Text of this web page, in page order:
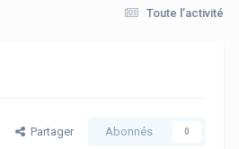
Toute l’activité
Partager Abonnés 0